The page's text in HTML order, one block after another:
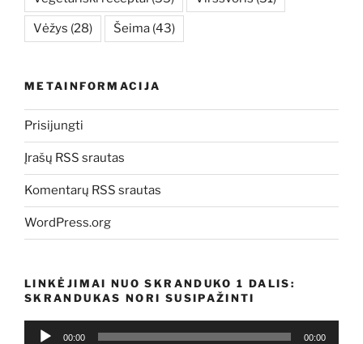
Vėžys (28) Šeima (43)
METAINFORMACIJA
Prisijungti
Įrašų RSS srautas
Komentarų RSS srautas
WordPress.org
LINKĖJIMAI NUO SKRANDUKO 1 DALIS:
SKRANDUKAS NORI SUSIPAŽINTI
Audio
00:00 00:00